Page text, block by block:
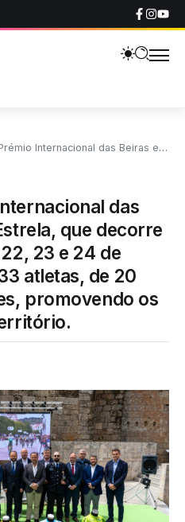
que decorre na região nos dias 22, 23 e 24 de Maio, conta com 133 atletas, de 20 equipas, de 7 países, promovendo os 16 municípios do território.
das
que decorre
23 e 24 de
atletas, de 20
promovendo os